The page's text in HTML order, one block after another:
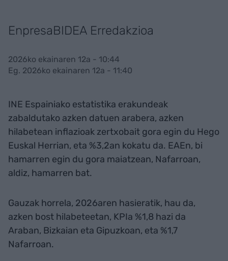
EnpresaBIDEA Erredakzioa
2026ko ekainaren 12a - 10:44
Eg. 2026ko ekainaren 12a - 11:40
INE Espainiako estatistika erakundeak
zabaldutako azken datuen arabera, azken
hilabetean inflazioak zertxobait gora egin du Hego
Euskal Herrian, eta %3,2an kokatu da. EAEn, bi
hamarren egin du gora maiatzean, Nafarroan,
aldiz, hamarren bat.
Gauzak horrela, 2026aren hasieratik, hau da,
azken bost hilabeteetan, KPIa %1,8 hazi da
Araban, Bizkaian eta Gipuzkoan, eta %1,7
Nafarroan.